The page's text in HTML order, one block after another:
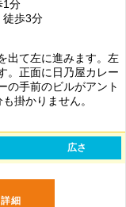
1分
徒歩3分
出て左に進みます。左
。正面に日乃屋カレー
の手前のビルがアント
掛かりません。
広さ
細